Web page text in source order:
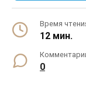
Время
12 мин.
0